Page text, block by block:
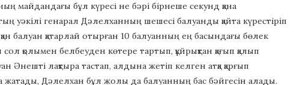
майдандағы бұл күресі не бәрі бірнеше секунд қана
уәкілі генарал Дәлелханның шешесі балуанды қайта күрестіріп
балуан қатарлай отырған 10 балуанның ең басындағы бөлек
қолымен белбеуден көтере тартып, құйрықтан қағып қалып
Әнешті лақтыра тастап, алдына жетіп келген атқа қарғып
жатады, Дәлелхан бұл жолы да балуанның бас бәйгесін алады.